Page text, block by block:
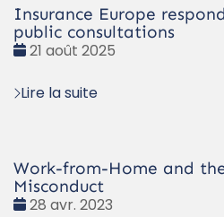
Insurance Europe
public consultations
Date
21 août 2025
Lire la suite
Work-from-Home and
Misconduct
Date
28 avr. 2023